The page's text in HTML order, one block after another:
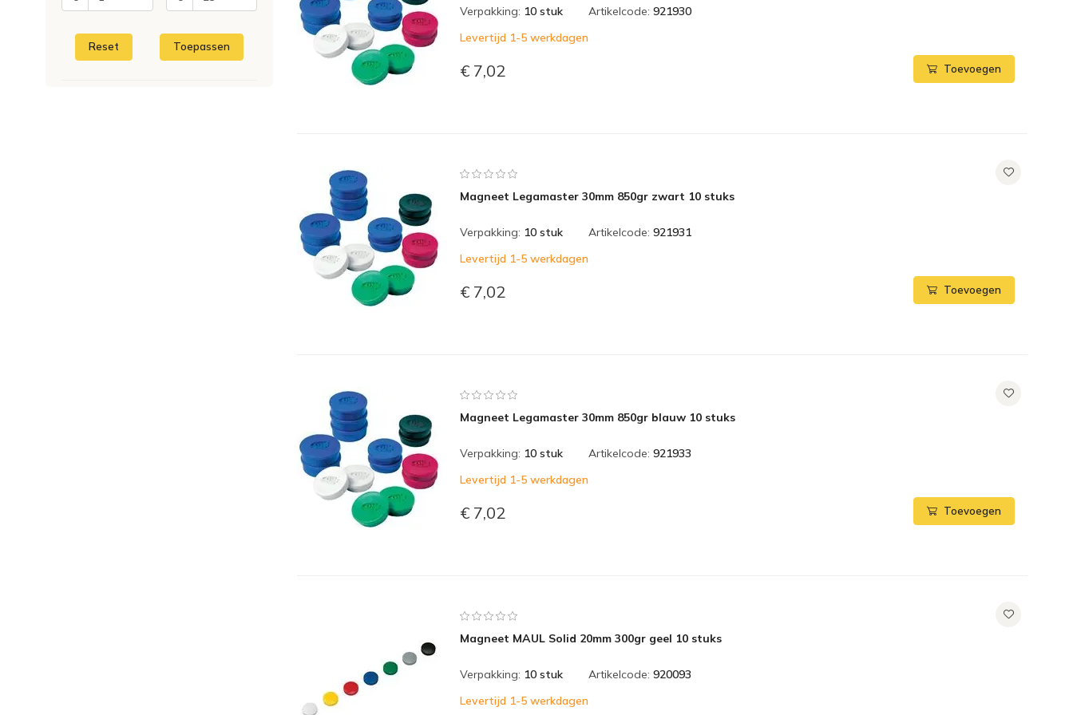
Reset Toepassen
Verpakking: 10 stuk Artikelcode: 921930
Levertijd 1-5 werkdagen
€ 7,02 Toevoegen
Magneet Legamaster 30mm 850gr zwart 10 stuks
Verpakking: 10 stuk Artikelcode: 921931
Levertijd 1-5 werkdagen
€ 7,02 Toevoegen
Magneet Legamaster 30mm 850gr blauw 10 stuks
Verpakking: 10 stuk Artikelcode: 921933
Levertijd 1-5 werkdagen
€ 7,02 Toevoegen
Magneet MAUL Solid 20mm 300gr geel 10 stuks
Verpakking: 10 stuk Artikelcode: 920093
Levertijd 1-5 werkdagen